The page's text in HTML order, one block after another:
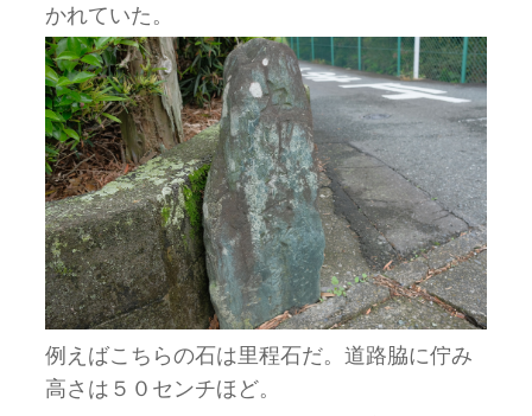
かれていた。
例えばこちらの石は里程石だ。道路脇に佇み
高さは５０センチほど。